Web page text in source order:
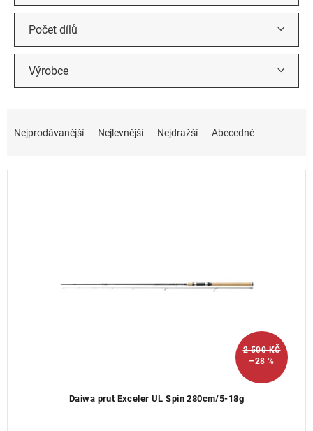
Nejprodávanější Nejlevnější Nejdražší Abecedně
Počet dílů
Výrobce
2 500 KČ
–28 %
Daiwa prut Exceler UL Spin 280cm/5-18g